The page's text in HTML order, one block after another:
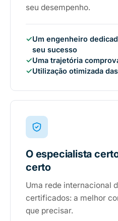
seu desempenho.
✓Um engenheiro
seu sucesso
✓Uma trajetória
✓Utilização otimizada
O especialista
certo
Uma rede internacional
certificados: a melhor
que precisar.